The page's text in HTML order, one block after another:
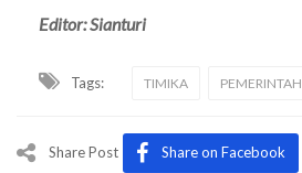
Editor: Sianturi
Tags: TIMIKA PEMERINTAH
Share Post Share on Facebook